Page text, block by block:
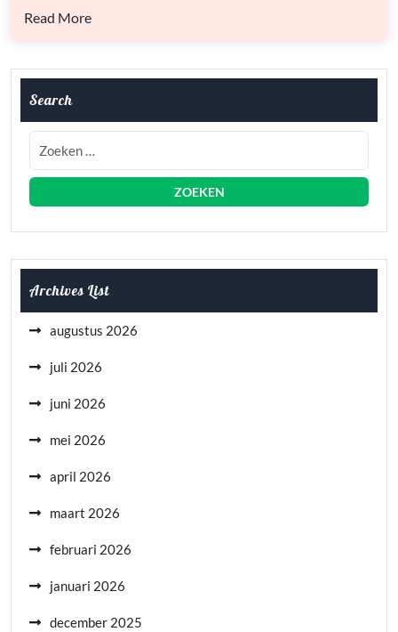
Read More
Search
Archives List
augustus 2026
juli 2026
juni 2026
mei 2026
april 2026
maart 2026
februari 2026
januari 2026
december 2025